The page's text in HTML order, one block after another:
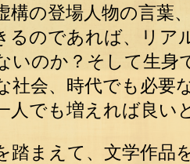
構の登場人物の言葉
るのであれば、リア
いのか？そして生身
社会、時代でも必要
人でも増えれば良い
踏まえて、文学作品